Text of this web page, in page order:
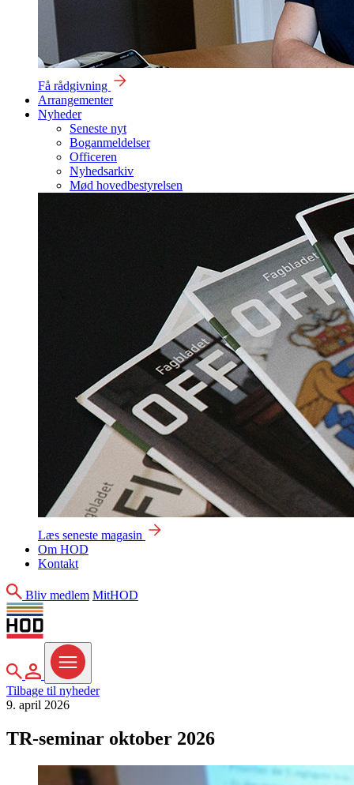
Få rådgivning
Arrangementer
Nyheder
Seneste nyt
Boganmeldelser
Officeren
Nyhedsarkiv
Mød hovedbestyrelsen
Læs seneste magasin
Om HOD
Kontakt
Søg
Bliv medlem MitHOD
MitHOD
Menu
Tilbage til nyheder
9. april 2026
TR-seminar oktober 2026